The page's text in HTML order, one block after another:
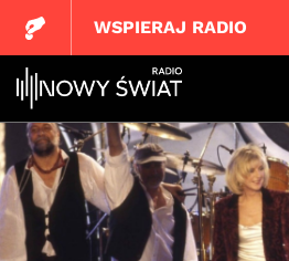
WSPIERAJ RADIO